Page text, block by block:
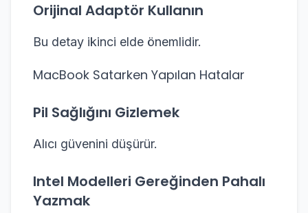
Orijinal Adaptör Kullanın
Bu detay ikinci elde önemlidir.
MacBook Satarken Yapılan Hatalar
Pil Sağlığını Gizlemek
Alıcı güvenini düşürür.
Intel Modelleri Gereğinden Pahalı
Yazmak